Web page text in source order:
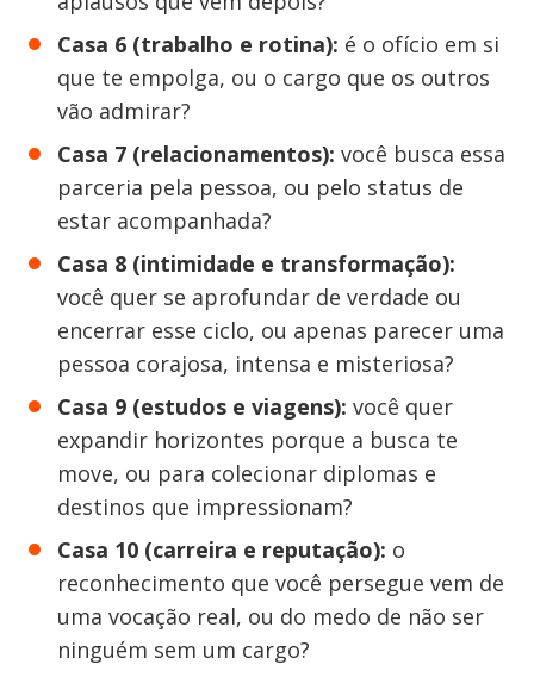
Casa 6 (trabalho e rotina): é o ofício em si
que te empolga, ou o cargo que os outros
vão admirar?
Casa 7 (relacionamentos): você busca essa
parceria pela pessoa, ou pelo status de
estar acompanhada?
Casa 8 (intimidade e transformação):
você quer se aprofundar de verdade ou
encerrar esse ciclo, ou apenas parecer uma
pessoa corajosa, intensa e misteriosa?
Casa 9 (estudos e viagens): você quer
expandir horizontes porque a busca te
move, ou para colecionar diplomas e
destinos que impressionam?
Casa 10 (carreira e reputação): o
reconhecimento que você persegue vem de
uma vocação real, ou do medo de não ser
ninguém sem um cargo?